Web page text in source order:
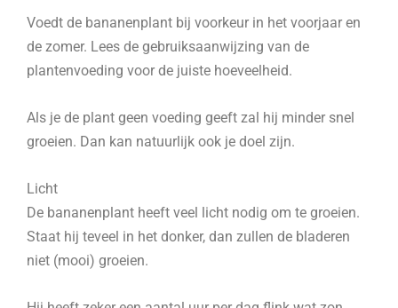
Voedt de bananenplant bij voorkeur in het voorjaar en
de zomer. Lees de gebruiksaanwijzing van de
plantenvoeding voor de juiste hoeveelheid.
Als je de plant geen voeding geeft zal hij minder snel
groeien. Dan kan natuurlijk ook je doel zijn.
Licht
De bananenplant heeft veel licht nodig om te groeien.
Staat hij teveel in het donker, dan zullen de bladeren
niet (mooi) groeien.